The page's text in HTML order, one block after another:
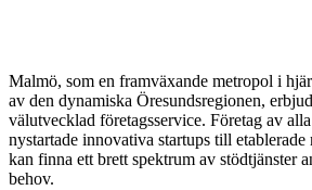
Malmö, som en framväxande metropol i
av den dynamiska Öresundsregionen,
välutvecklad företagsservice. Företag av
nystartade innovativa startups till
kan finna ett brett spektrum av stödtjänster
behov.